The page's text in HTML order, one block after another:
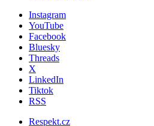
Instagram
YouTube
Facebook
Bluesky
Threads
X
LinkedIn
Tiktok
RSS
Respekt.cz